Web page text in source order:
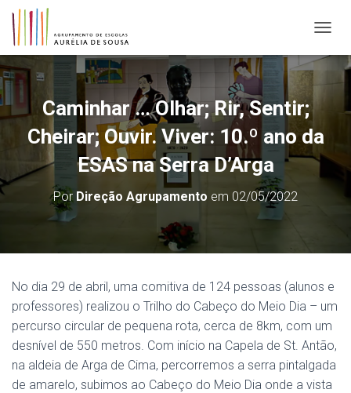
Caminhar … Olhar; Rir, Sentir;
Cheirar; Ouvir. Viver: 10.º ano da
ESAS na Serra D’Arga
Por Direção Agrupamento em 02/05/2022
No dia 29 de abril, uma comitiva de 124 pessoas (alunos e
professores) realizou o Trilho do Cabeço do Meio Dia – um
percurso circular de pequena rota, cerca de 8km, com um
desnível de 550 metros. Com início na Capela de St. Antão,
na aldeia de Arga de Cima, percorremos a serra pintalgada
de amarelo, subimos ao Cabeço do Meio Dia onde a vista